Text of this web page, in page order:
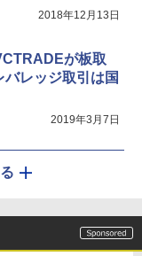
2018年12月13日
が板取
レッジ取引は国
2019年3月7日